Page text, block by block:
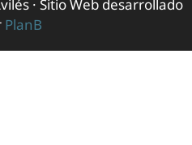
· Sitio Web desarrollado
PlanB